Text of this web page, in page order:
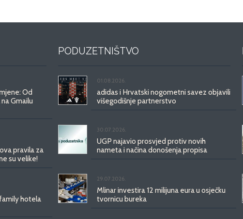
Od
Gmailu
pravila za
su velike!
hotela
PODUZETNIŠTVO
01.08.2026.
adidas i Hrvatski nogometni savez objavili
višegodišnje partnerstvo
30.07.2026.
UGP najavio prosvjed protiv novih
nameta i načina donošenja propisa
29.07.2026.
Mlinar investira 12 milijuna eura u osječku
tvornicu bureka